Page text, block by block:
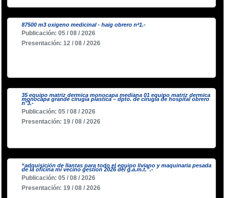
87500 m3 oxigeno medicinal - haig obrero nª1.-
Publicación: 05 / 08 / 2026
Presentación: 12 / 08 / 2026
35 equipo matriz dermica monocapa mediana 01 equipo matriz dermica
monocapa grande cirugia plastica – dpto. de cirugia de hospital obrero
n°3.-
Publicación: 05 / 08 / 2026
Presentación: 19 / 08 / 2026
“adquisición de llantas para todo el equipo liviano y maquinaria pesada
de la oficina mi vecino gestion 2026 del g.a.m.t.”.-
Publicación: 05 / 08 / 2026
Presentación: 19 / 08 / 2026